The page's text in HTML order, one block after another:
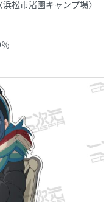
松市渚園キャンプ場〉